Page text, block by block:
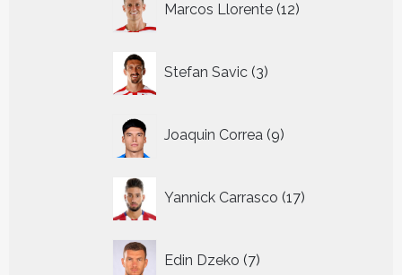
Marcos Llorente 12
producten
Stefan Savic 3
producten
Joaquin Correa 9
producten
Yannick Carrasco 17
producten
Edin Dzeko 7
producten